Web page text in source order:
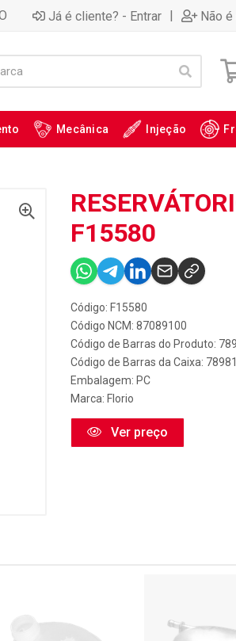
Já é cliente? - Entrar | Não
Mecânica Injeção
F15580
Código: F15580
Código NCM: 87089100
Código de Barras do Produto:
Código de Barras da Caixa:
Embalagem: PC
Marca: Florio
Ver preço